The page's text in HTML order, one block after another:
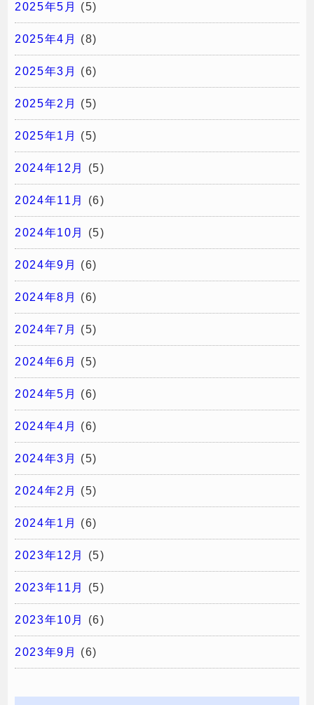
2025年5月 (5)
2025年4月 (8)
2025年3月 (6)
2025年2月 (5)
2025年1月 (5)
2024年12月 (5)
2024年11月 (6)
2024年10月 (5)
2024年9月 (6)
2024年8月 (6)
2024年7月 (5)
2024年6月 (5)
2024年5月 (6)
2024年4月 (6)
2024年3月 (5)
2024年2月 (5)
2024年1月 (6)
2023年12月 (5)
2023年11月 (5)
2023年10月 (6)
2023年9月 (6)